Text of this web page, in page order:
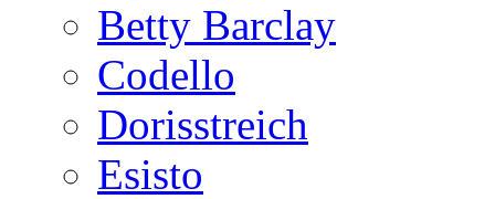
Betty Barclay
Codello
Dorisstreich
Esisto